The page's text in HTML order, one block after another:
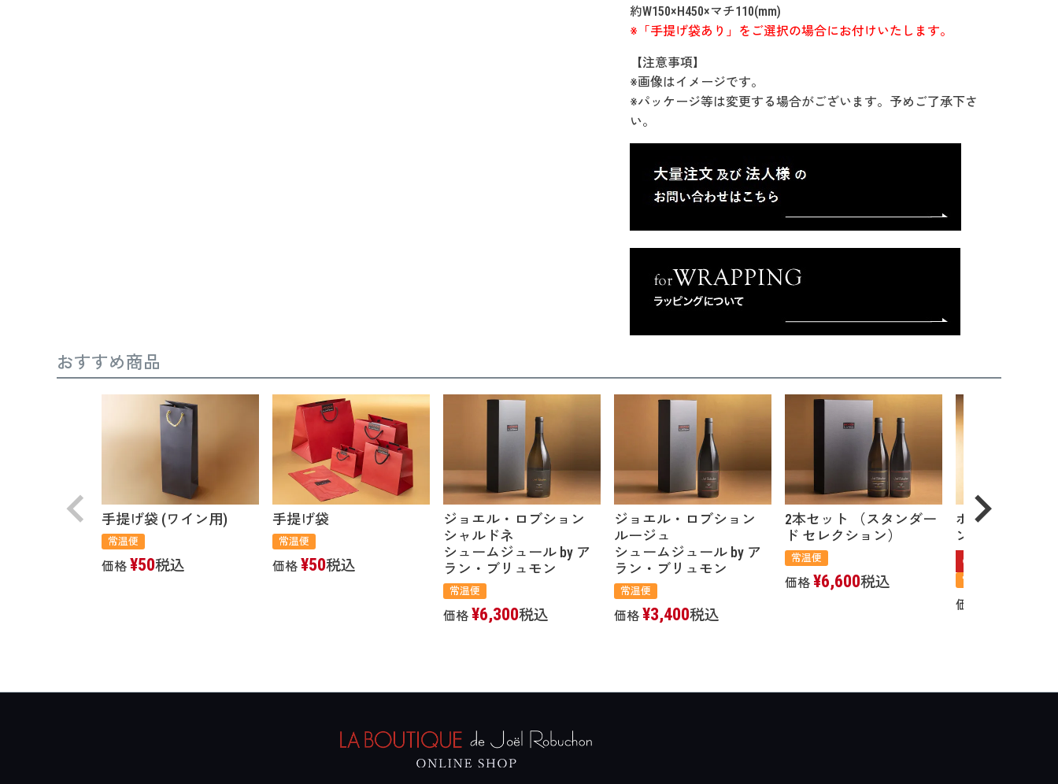
約W150×H450×マチ110(mm)
※「手提げ袋あり」をご選択の場合にお付けいたします。
【注意事項】
※画像はイメージです。
※パッケージ等は変更する場合がございます。予めご了承下さ
い。
おすすめ商品
手提げ袋 (ワイン用)
常温便
価格 ¥50税込
手提げ袋
常温便
価格 ¥50税込
ジョエル・ロブション
シャルドネ
シュームジュール by ア
ラン・ブリュモン
常温便
価格 ¥6,300税込
ジョエル・ロブション
ルージュ
シュームジュール by ア
ラン・ブリュモン
常温便
価格 ¥3,400税込
2本セット （スタンダー
ド セレクション）
常温便
価格 ¥6,600税込
ボナペティ ア
ント
常温便
価格